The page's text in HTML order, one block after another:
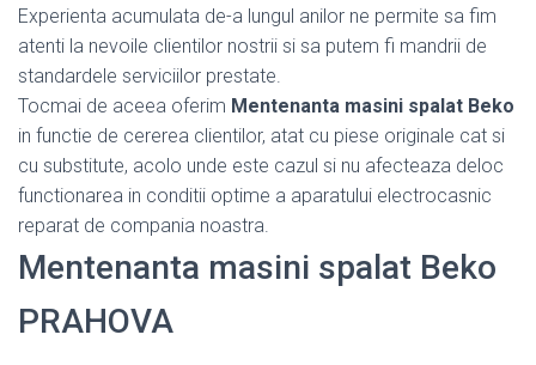
Experienta acumulata de-a lungul anilor ne permite sa fim
atenti la nevoile clientilor nostrii si sa putem fi mandrii de
standardele serviciilor prestate.
Tocmai de aceea oferim Mentenanta masini spalat Beko
in functie de cererea clientilor, atat cu piese originale cat si
cu substitute, acolo unde este cazul si nu afecteaza deloc
functionarea in conditii optime a aparatului electrocasnic
reparat de compania noastra.
Mentenanta masini spalat Beko
PRAHOVA